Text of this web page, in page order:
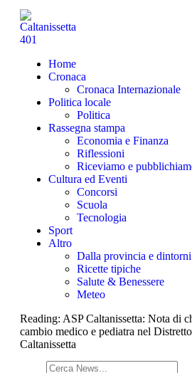
Home
Cronaca
Cronaca Internazionale
Politica locale
Politica
Rassegna stampa
Economia e Finanza
Riflessioni
Riceviamo e
Cultura ed Eventi
Concorsi
Scuola
Tecnologia
Sport
Altro
Dalla provincia e dintorni
Ricette tipiche
Salute & Benessere
Meteo
Reading: ASP Caltanissetta: Nota di
cambio medico e pediatra nel
Caltanissetta